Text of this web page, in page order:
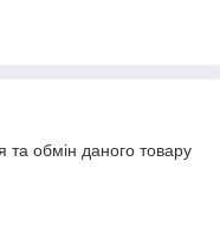
обмін даного товару